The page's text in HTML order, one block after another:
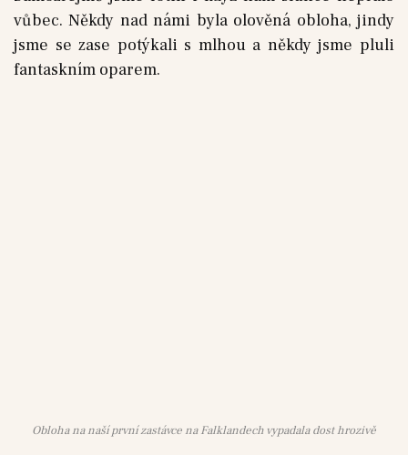
vůbec. Někdy nad námi byla olověná obloha, jindy
jsme se zase potýkali s mlhou a někdy jsme pluli
fantaskním oparem.
Obloha na naší první zastávce na Falklandech vypadala dost hrozivě